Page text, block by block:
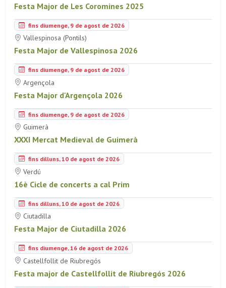
Festa Major de Les Coromines 2025
fins diumenge, 9 de agost de 2026
Vallespinosa (Pontils)
Festa Major de Vallespinosa 2026
fins diumenge, 9 de agost de 2026
Argençola
Festa Major d'Argençola 2026
fins diumenge, 9 de agost de 2026
Guimerà
XXXI Mercat Medieval de Guimerà
fins dilluns, 10 de agost de 2026
Verdú
16è Cicle de concerts a cal Prim
fins dilluns, 10 de agost de 2026
Ciutadilla
Festa Major de Ciutadilla 2026
fins diumenge, 16 de agost de 2026
Castellfollit de Riubregós
Festa major de Castellfollit de Riubregós 2026